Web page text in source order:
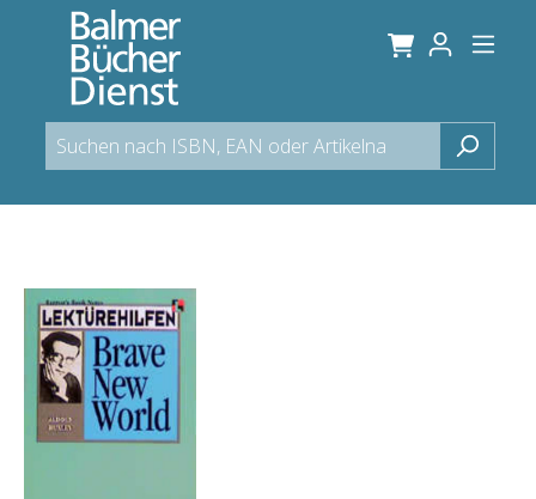
springen
Bildergalerie überspringen